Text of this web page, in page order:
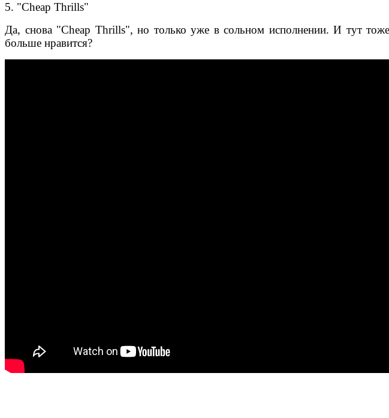
5. "Cheap Thrills"
Да, снова "Cheap Thrills", но только уже в сольном исполнении. И тут
больше нравится?